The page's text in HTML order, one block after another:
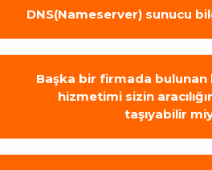
DNS(Nameserver) sunucu
Başka bir firmada
hizmetimi sizin aracılığınızla
taşıyabilir